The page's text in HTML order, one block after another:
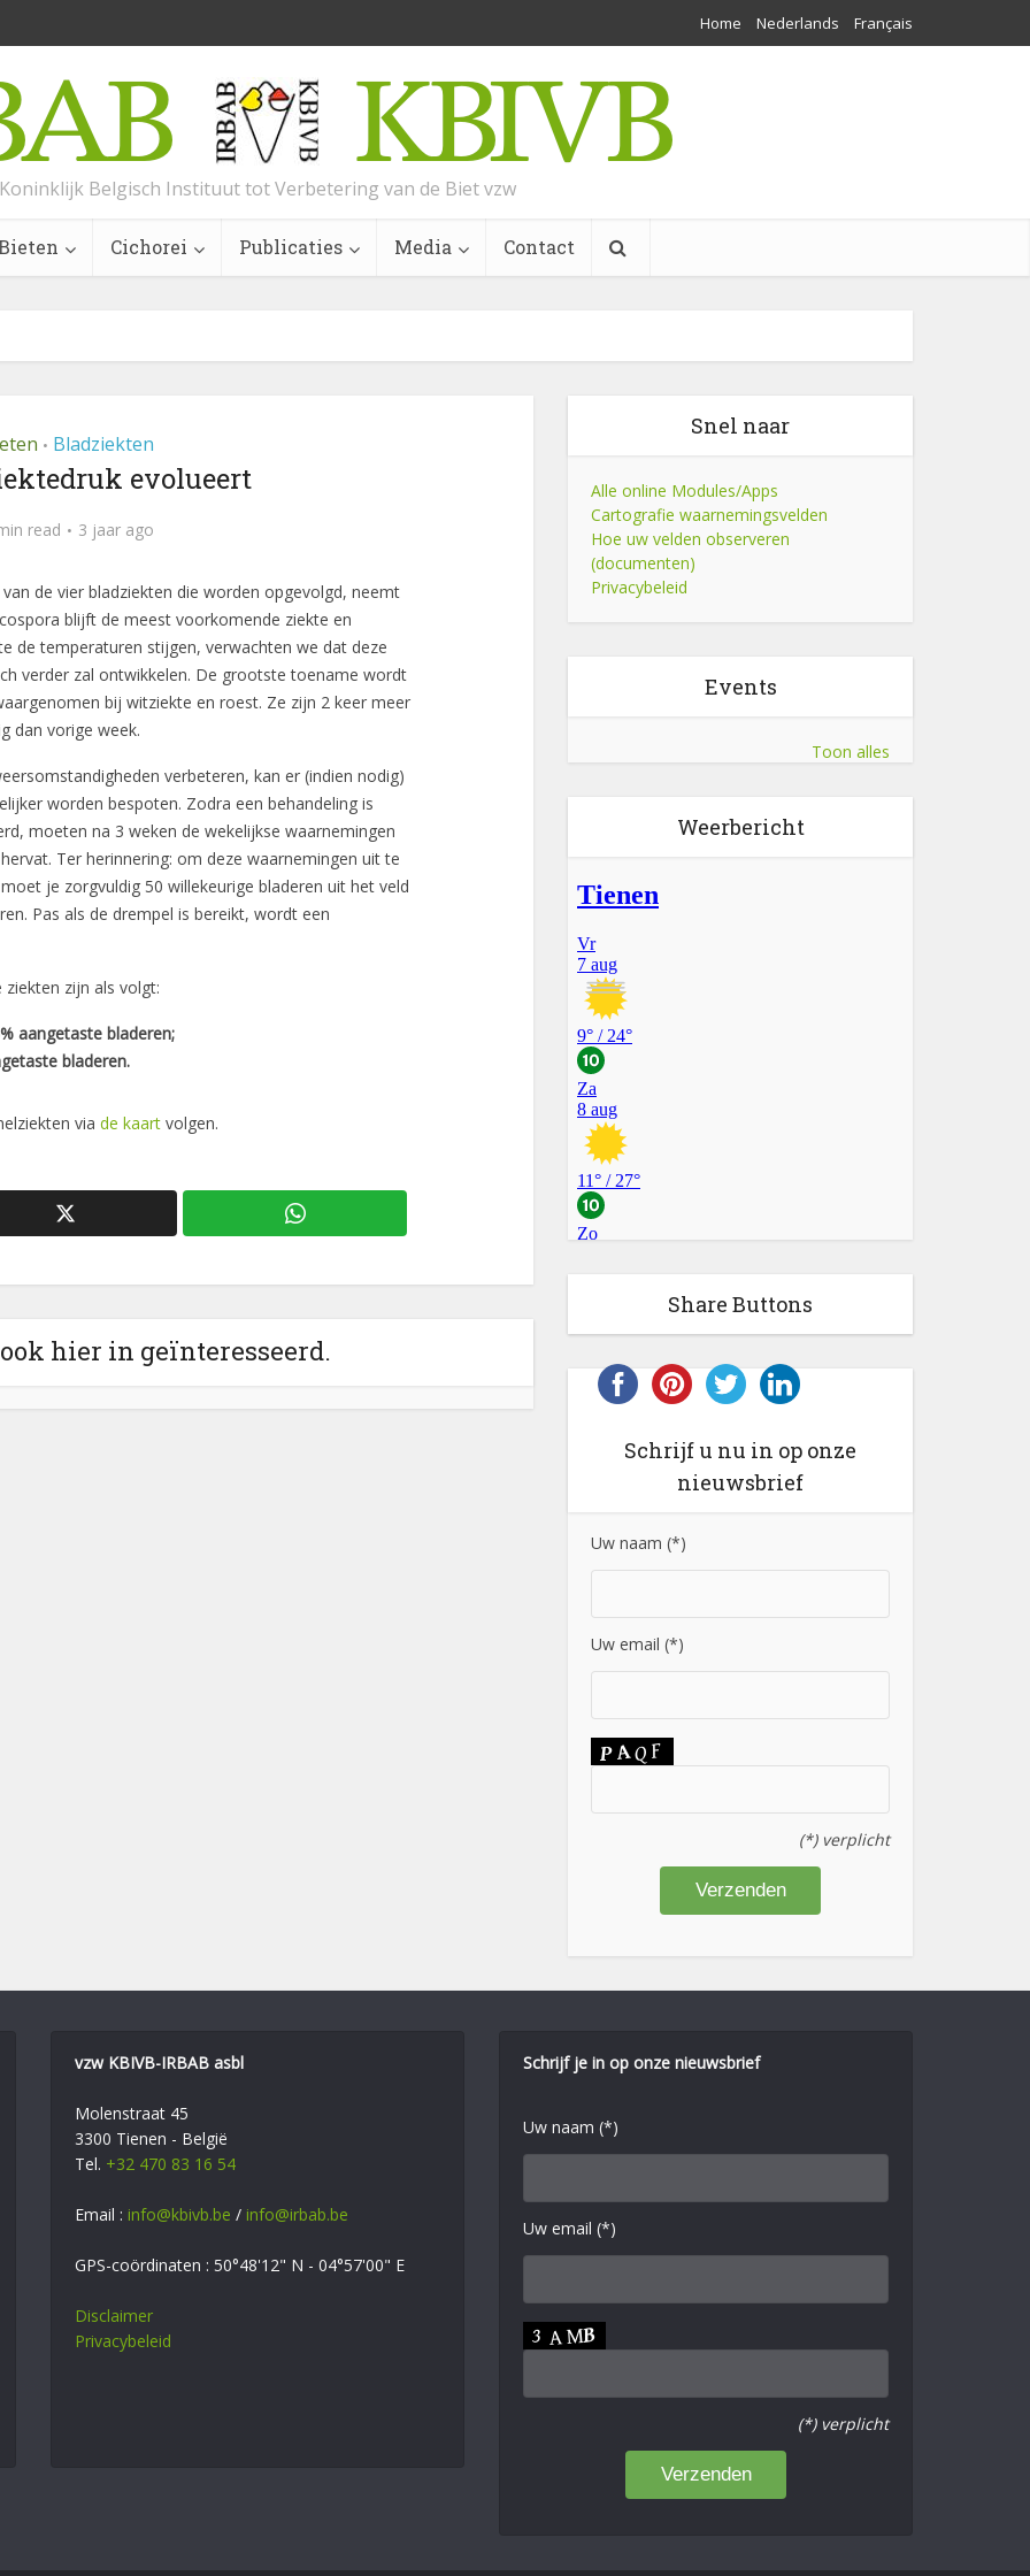
Home Nederlands Français
Koninklijk Belgisch Instituut tot Verbetering van de Biet vzw
Cichorei Publicaties Media Contact
• Bladziekten
evolueert
read 3 jaar ago
de vier bladziekten die worden opgevolgd, neemt
blijft de meest voorkomende ziekte en
de temperaturen stijgen, verwachten we dat deze
verder zal ontwikkelen. De grootste toename wordt
bij witziekte en roest. Ze zijn 2 keer meer
dan vorige week.
verbeteren, kan er (indien nodig)
worden bespoten. Zodra een behandeling is
moeten na 3 weken de wekelijkse waarnemingen
Ter herinnering: om deze waarnemingen uit te
je zorgvuldig 50 willekeurige bladeren uit het veld
Pas als de drempel is bereikt, wordt een
zijn als volgt:
aangetaste bladeren;
bladeren.
via de kaart volgen.
hier in geïnteresseerd.
Snel naar
Alle online Modules/Apps
Cartografie waarnemingsvelden
Hoe uw velden observeren
(documenten)
Privacybeleid
Events
Toon alles
Weerbericht
Share Buttons
Schrijf u nu in op onze
nieuwsbrief
Uw naam (*)
Uw email (*)
(*) verplicht
vzw KBIVB-IRBAB asbl
Molenstraat 45
3300 Tienen - België
Tel. +32 470 83 16 54
Email : info@kbivb.be / info@irbab.be
GPS-coördinaten : 50°48'12" N - 04°57'00" E
Disclaimer
Privacybeleid
Schrijf je in op onze nieuwsbrief
Uw naam (*)
Uw email (*)
(*) verplicht